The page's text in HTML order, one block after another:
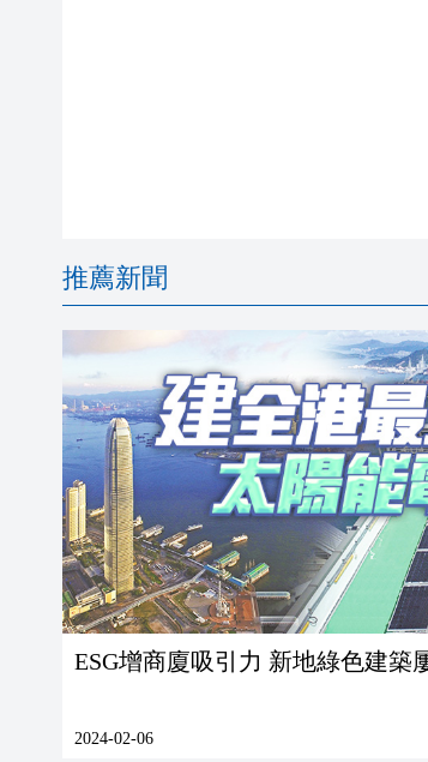
推薦新聞
ESG增商廈吸引力 新地綠色建築
2024-02-06